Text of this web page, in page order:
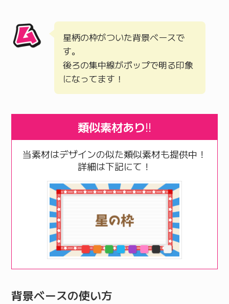
星柄の枠がついた背景ベースで
す。
後ろの集中線がポップで明る印象
になってます！
類似素材あり!!
当素材はデザインの似た類似素材も提供中！
詳細は下記にて！
背景ベースの使い方